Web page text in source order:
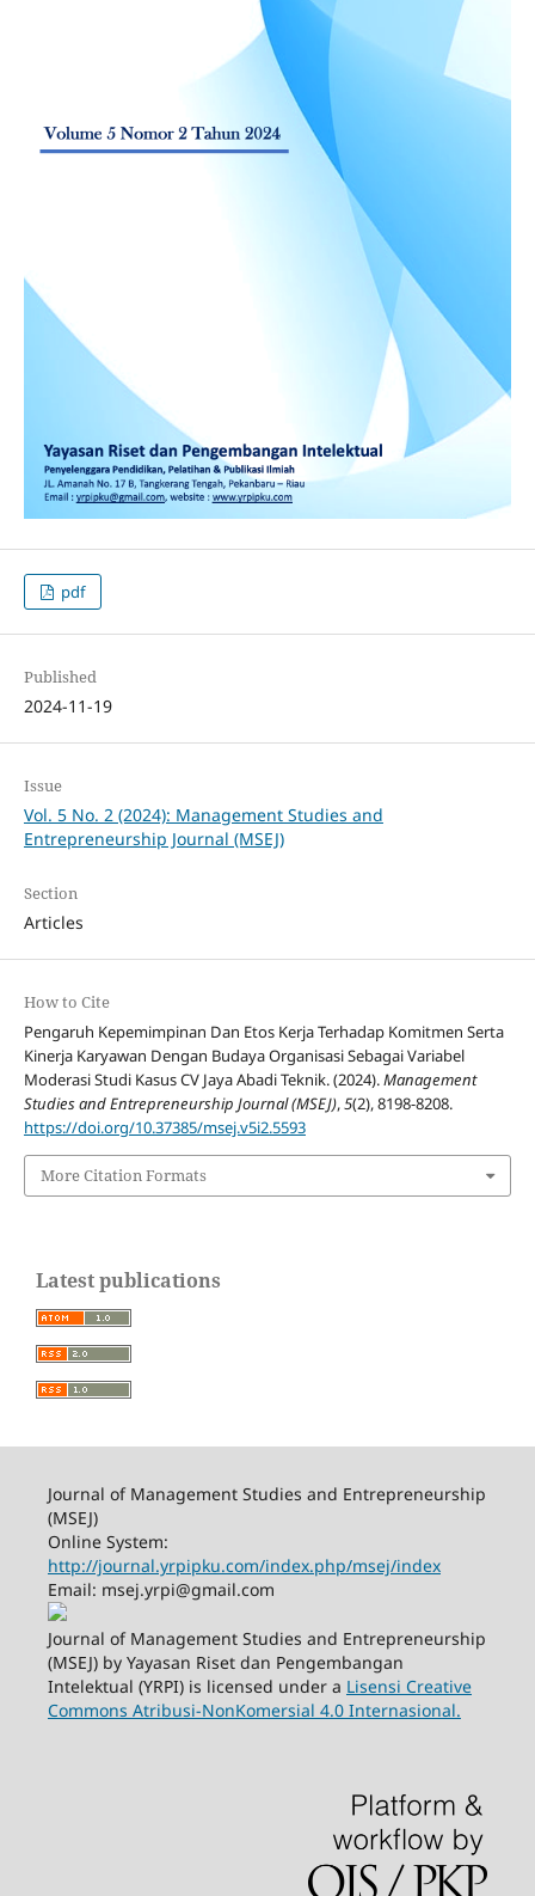
pdf
Published
2024-11-19
Issue
Vol. 5 No. 2 (2024): Management Studies and
Entrepreneurship Journal (MSEJ)
Section
Articles
How to Cite
Pengaruh Kepemimpinan Dan Etos Kerja Terhadap Komitmen Serta
Kinerja Karyawan Dengan Budaya Organisasi Sebagai Variabel
Moderasi Studi Kasus CV Jaya Abadi Teknik. (2024).Management
Studies and Entrepreneurship Journal (MSEJ),5(2), 8198-8208.
https://doi.org/10.37385/msej.v5i2.5593
More Citation Formats
Latest publications
Journal of Management Studies and Entrepreneurship
(MSEJ)
Online System:
http://journal.yrpipku.com/index.php/msej/index
Email: msej.yrpi@gmail.com
Journal of Management Studies and Entrepreneurship
(MSEJ) by Yayasan Riset dan Pengembangan
Intelektual (YRPI) is licensed under a Lisensi Creative
Commons Atribusi-NonKomersial 4.0 Internasional.